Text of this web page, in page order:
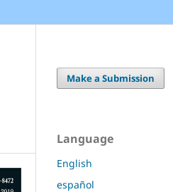
Make a Submission
Language
English
español